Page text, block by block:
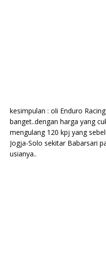
kesimpulan : oli Enduro
banget..dengan harga yang
mengulang 120 kpj yang
Jogja-Solo sekitar Babarsari
usianya..